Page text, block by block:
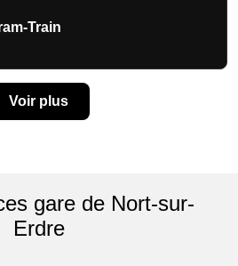
Train
Voir plus
gare de Nort-sur-
Erdre